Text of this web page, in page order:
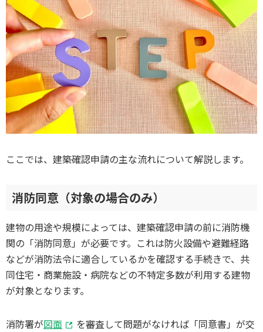
ここでは、建築確認申請の主な流れについて解説します。
消防同意（対象の場合のみ）
建物の用途や規模によっては、建築確認申請の前に消防機
関の「消防同意」が必要です。これは防火設備や避難経路
などが消防法令に適合しているかを確認する手続きで、共
同住宅・商業施設・病院などの不特定多数が利用する建物
が対象となります。
消防署が図面
を審査して問題がなければ「同意書」が交